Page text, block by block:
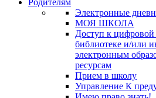
Родителям
Электронные
МОЯ ШКОЛА
Доступ к цифровой
библиотеке и/или
электронным
ресурсам
Прием в школу
Управление К